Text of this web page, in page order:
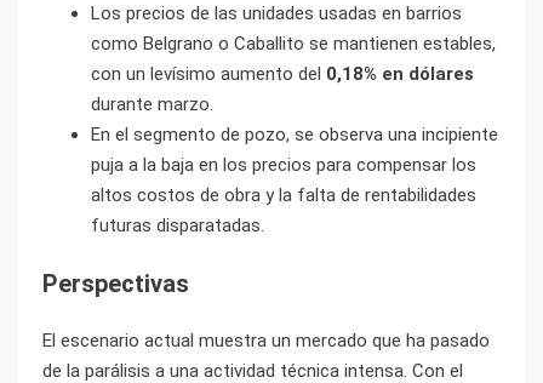
Los precios de las unidades usadas en barrios
como Belgrano o Caballito se mantienen estables,
con un levísimo aumento del 0,18% en dólares
durante marzo.
En el segmento de pozo, se observa una incipiente
puja a la baja en los precios para compensar los
altos costos de obra y la falta de rentabilidades
futuras disparatadas.
Perspectivas
El escenario actual muestra un mercado que ha pasado
de la parálisis a una actividad técnica intensa. Con el